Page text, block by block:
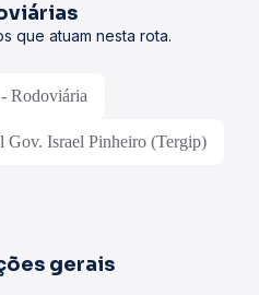
que atuam nesta rota.
Rodoviária
Israel Pinheiro (Tergip)
gerais